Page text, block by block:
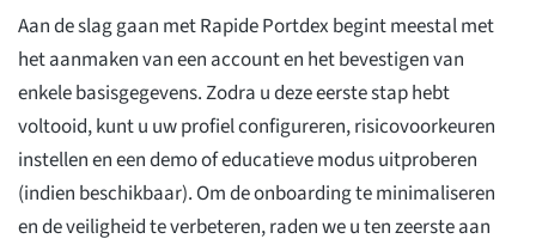
Aan de slag gaan met Rapide Portdex begint meestal met
het aanmaken van een account en het bevestigen van
enkele basisgegevens. Zodra u deze eerste stap hebt
voltooid, kunt u uw profiel configureren, risicovoorkeuren
instellen en een demo of educatieve modus uitproberen
(indien beschikbaar). Om de onboarding te minimaliseren
en de veiligheid te verbeteren, raden we u ten zeerste aan